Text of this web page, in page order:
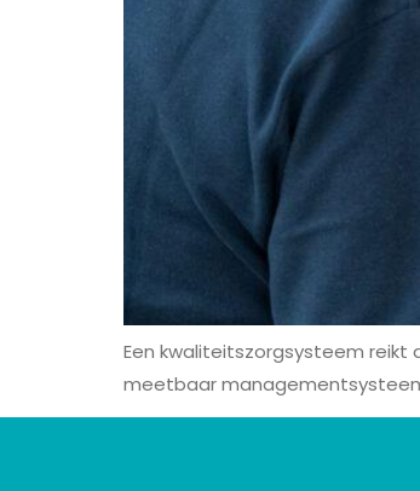
Een kwaliteitszorgsysteem
meetbaar